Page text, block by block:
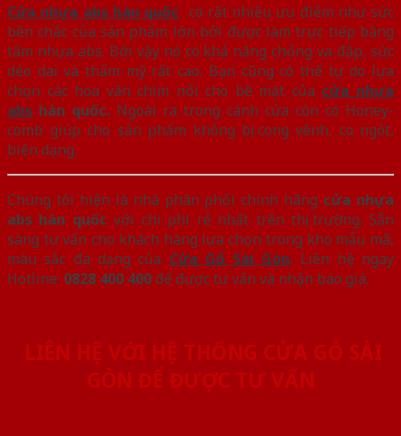
Cửa nhựa abs hàn quốc có rất nhiều ưu điểm như sức
bền chắc của sản phẩm lớn bởi được làm trực tiếp bằng
tấm nhựa abs. Bởi vậy nó có khả năng chống va đập, sức
dẻo dai và thẩm mỹ rất cao. Bạn cũng có thể tự do lựa
chọn các hoa văn chìm nổi cho bề mặt của cửa nhựa
abs hàn quốc. Ngoài ra trong cánh cửa còn có Honey-
comb giúp cho sản phẩm không bị cong vênh, co ngót,
biến dạng.
Chúng tôi hiện là nhà phân phối chính hãng cửa nhựa
abs hàn quốcvới chi phí rẻ nhất trên thị trường. Sẵn
sàng tư vấn cho khách hàng lựa chọn trong kho mẫu mã,
màu sắc đa dạng của Cửa Gỗ Sài Gòn. Liên hệ ngay
Hotline: 0828 400 400 để được tư vấn và nhận báo giá.
LIÊN HỆ VỚI HỆ THỐNG CỬA GỖ SÀI
GÒN ĐỂ ĐƯỢC TƯ VẤN